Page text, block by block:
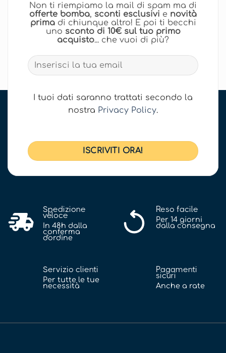
Non ti riempiamo la mail di spam ma di
offerte bomba, sconti esclusivi e novità
primadi chiunque altro! E poi ti becchi
uno sconto di 10€ sul tuo primo
acquisto... che vuoi di più?
I tuoi dati saranno trattati secondo la
nostra Privacy Policy.
Spedizione
veloce
In 48h dalla
conferma
d'ordine
Reso facile
Per 14 giorni
dalla consegna
Servizio clienti
Per tutte le tue
necessità
Pagamenti
sicuri
Anche a rate